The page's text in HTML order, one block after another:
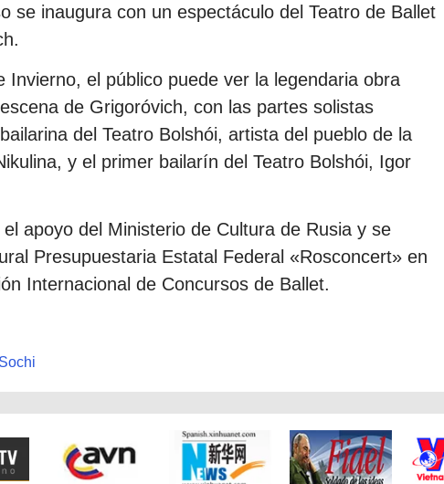
se inaugura con un espectáculo del Teatro de Ballet
Invierno, el público puede ver la legendaria obra
de Grigoróvich, con las partes solistas
del Teatro Bolshói, artista del pueblo de la
y el primer bailarín del Teatro Bolshói, Igor
apoyo del Ministerio de Cultura de Rusia y se
Presupuestaria Estatal Federal «Rosconcert» en
Internacional de Concursos de Ballet.
Sochi